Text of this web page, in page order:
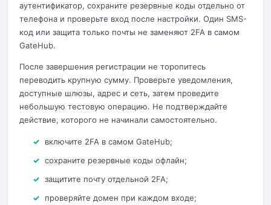
аутентификатор, сохраните резервные коды отдельно от
телефона и проверьте вход после настройки. Один SMS-
код или защита только почты не заменяют 2FA в самом
GateHub.
После завершения регистрации не торопитесь
переводить крупную сумму. Проверьте уведомления,
доступные шлюзы, адрес и сеть, затем проведите
небольшую тестовую операцию. Не подтверждайте
действие, которого не начинали самостоятельно.
включите 2FA в самом GateHub;
сохраните резервные коды офлайн;
защитите почту отдельной 2FA;
проверяйте домен при каждом входе;